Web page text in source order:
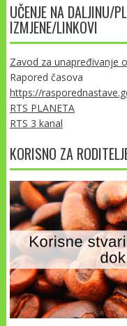
UČENJE NA DALJINU/
IZMJENE/LINKOVI
Zavod za unapređivanje
Rapored časova
https://
RTS PLANETA
RTS 3 kanal
KORISNO ZA